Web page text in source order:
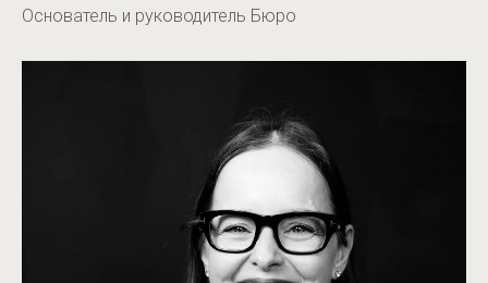
Основатель и руководитель Бюро